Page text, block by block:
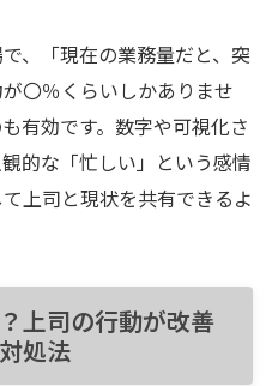
、「現在の業務量だと、突
〇％くらいしかありませ
有効です。数字や可視化さ
的な「忙しい」という感情
上司と現状を共有できるよ
上司の行動が改善
処法